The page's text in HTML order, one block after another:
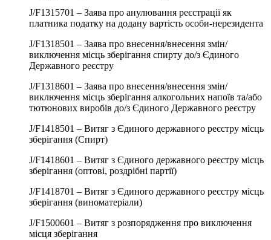
J/F1315701 – Заява про анулювання реєстрації як
платника податку на додану вартість особи-нерезидента
J/F1318501 – Заява про внесення/внесення змін/
виключення місць зберігання спирту до/з Єдиного
Державного реєстру
J/F1318601 – Заява про внесення/внесення змін/
виключення місць зберігання алкогольних напоїв та/або
тютюнових виробів до/з Єдиного Державного реєстру
J/F1418501 – Витяг з Єдиного державного реєстру місць
зберігання (Спирт)
J/F1418601 – Витяг з Єдиного державного реєстру місць
зберігання (оптові, роздрібні партії)
J/F1418701 – Витяг з Єдиного державного реєстру місць
зберігання (виноматеріали)
J/F1500601 – Витяг з розпорядження про виключення
місця зберігання